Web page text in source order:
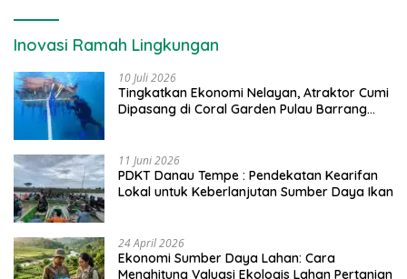
Inovasi Ramah Lingkungan
10 Juli 2026
Tingkatkan Ekonomi Nelayan, Atraktor Cumi
Dipasang di Coral Garden Pulau Barrang
11 Juni 2026
PDKT Danau Tempe : Pendekatan Kearifan
Lokal untuk Keberlanjutan Sumber Daya Ikan
24 April 2026
Ekonomi Sumber Daya Lahan: Cara
Menghitung Valuasi Ekologis Lahan Pertanian